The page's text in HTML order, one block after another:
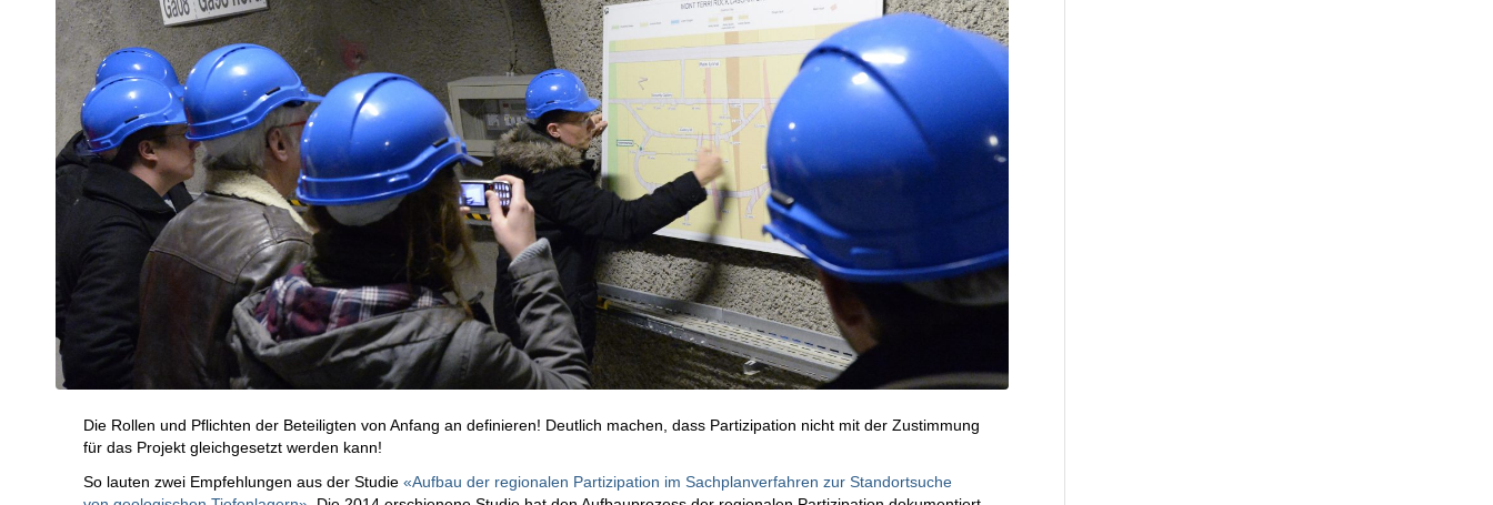
Die Rollen und Pflichten der Beteiligten von Anfang an definieren! Deutlich machen, dass Partizipation nicht mit der Zustimmung
für das Projekt gleichgesetzt werden kann!
So lauten zwei Empfehlungen aus der Studie «Aufbau der regionalen Partizipation im Sachplanverfahren zur Standortsuche